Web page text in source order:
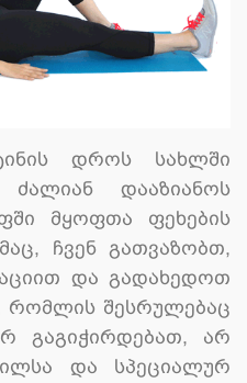
დროს სახლში
დააზიანოს
მყოფთა ფეხების
ჩვენ გათვაზობთ,
და გადახედოთ
რომლის შესრულებაც
გაგიჭირდებათ, არ
და სპეციალურ